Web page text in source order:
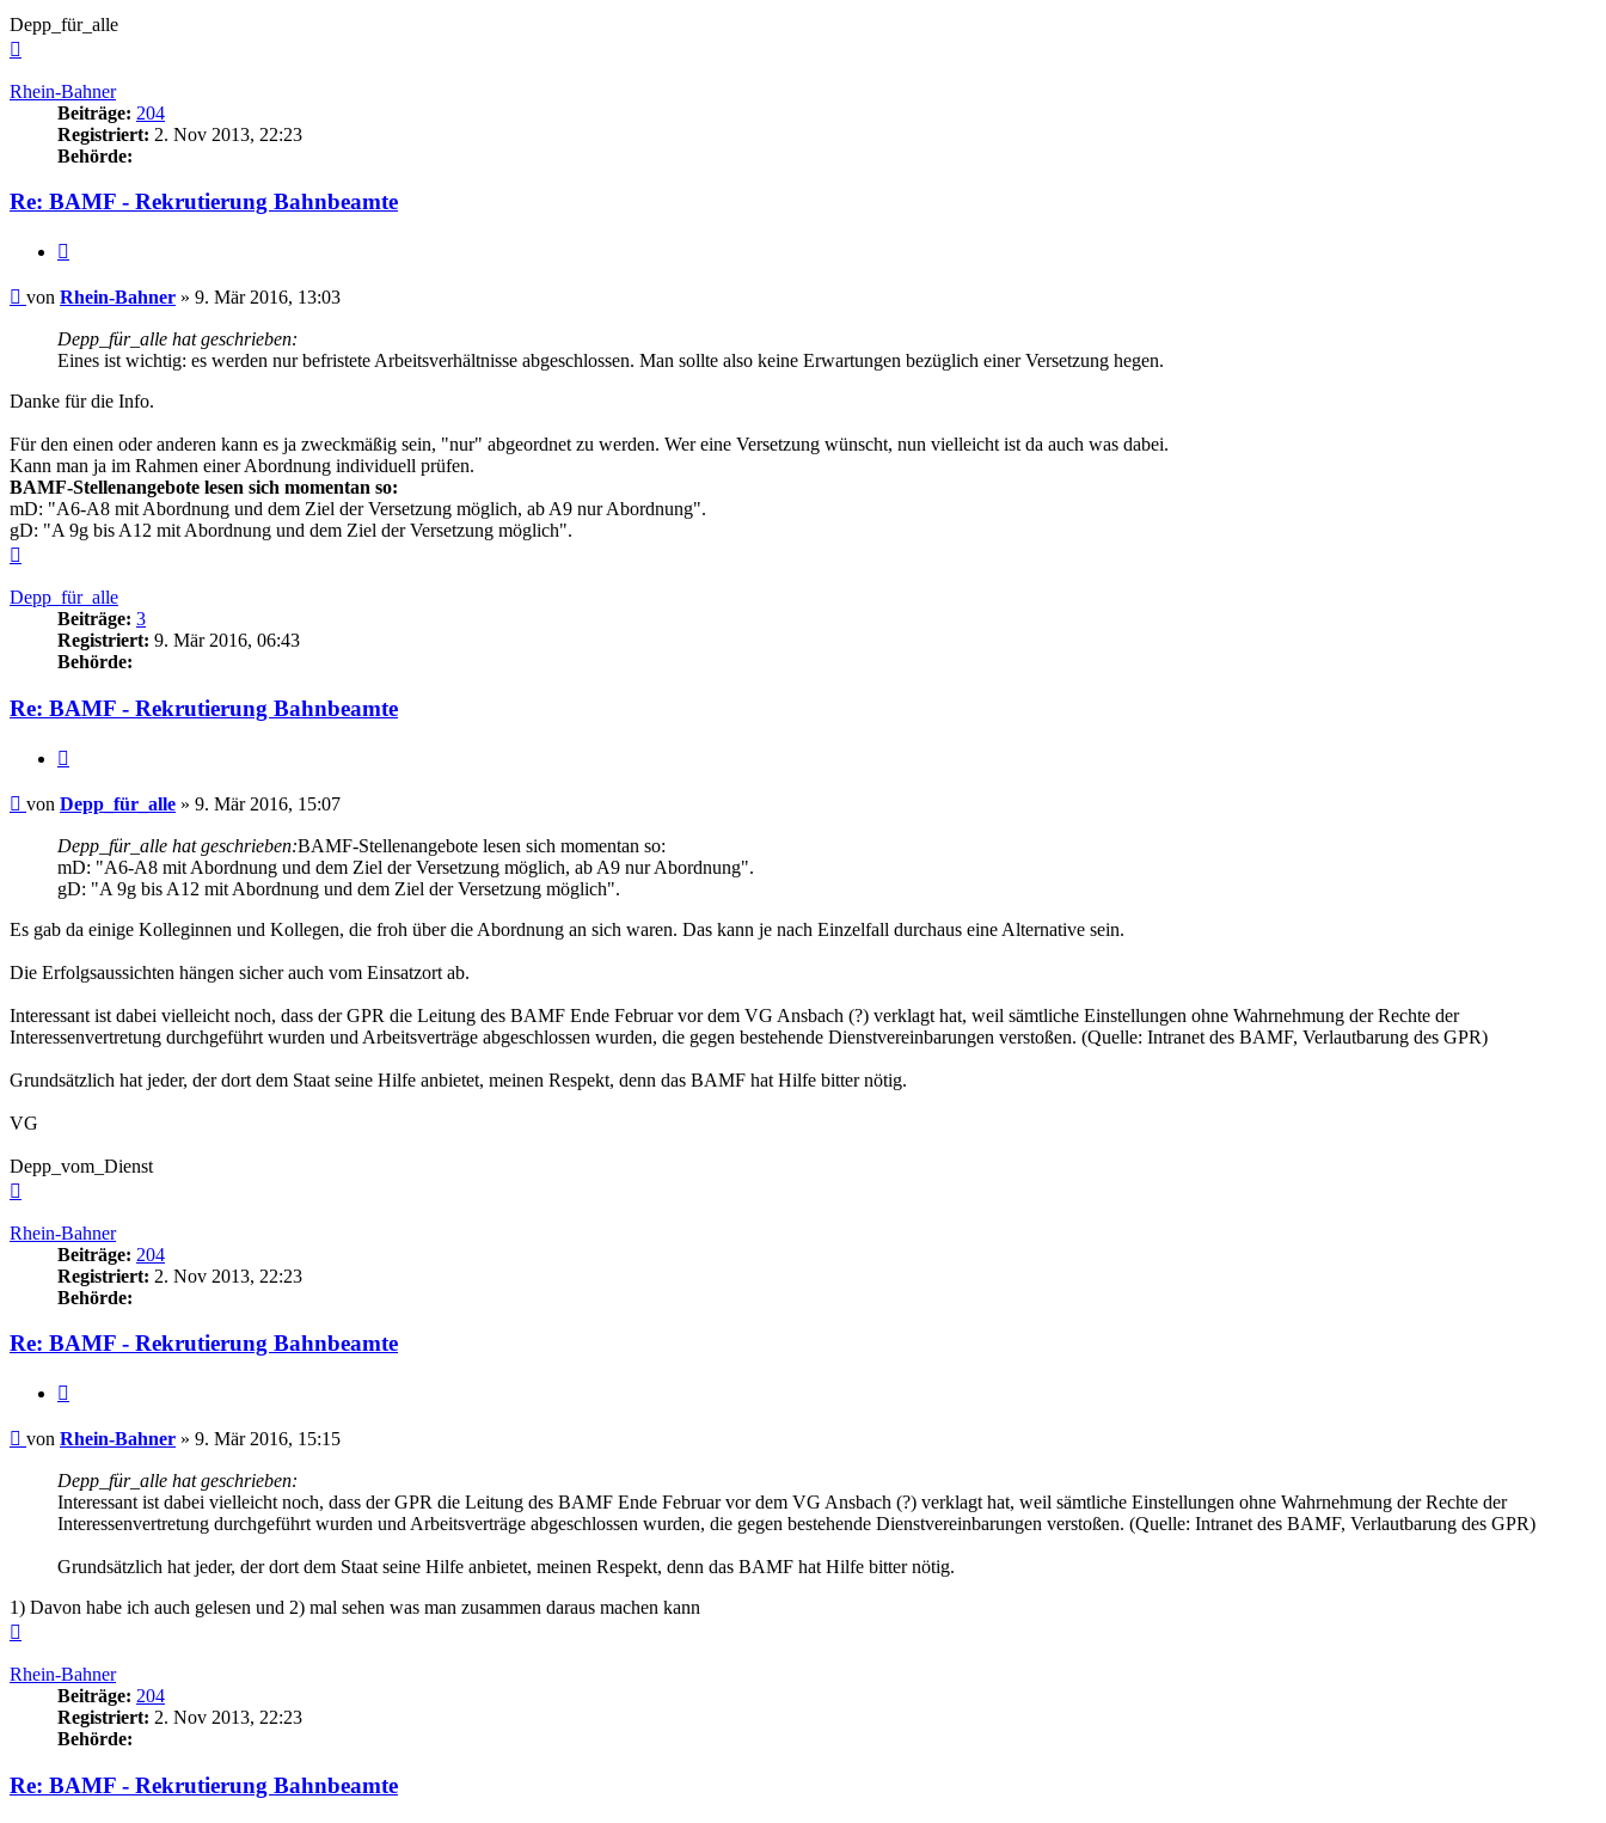
Depp_für_alle
Rhein-Bahner
Beiträge: 204
Registriert: 2. Nov 2013, 22:23
Behörde:
Re: BAMF - Rekrutierung Bahnbeamte
Beitrag
von Rhein-Bahner » 9. Mär 2016, 13:03
Depp_für_alle hat geschrieben:
Eines ist wichtig: es werden nur befristete Arbeitsverhältnisse abgeschlossen. Man sollte also keine Erwartungen bezüglich einer Versetzung hegen.
Danke für die Info.
Für den einen oder anderen kann es ja zweckmäßig sein, "nur" abgeordnet zu werden. Wer eine Versetzung wünscht, nun vielleicht ist da auch was dabei.
Kann man ja im Rahmen einer Abordnung individuell prüfen.
BAMF-Stellenangebote lesen sich momentan so:
mD: "A6-A8 mit Abordnung und dem Ziel der Versetzung möglich, ab A9 nur Abordnung".
gD: "A 9g bis A12 mit Abordnung und dem Ziel der Versetzung möglich".
Depp_für_alle
Beiträge: 3
Registriert: 9. Mär 2016, 06:43
Behörde:
Re: BAMF - Rekrutierung Bahnbeamte
Beitrag
von Depp_für_alle » 9. Mär 2016, 15:07
Depp_für_alle hat geschrieben:BAMF-Stellenangebote lesen sich momentan so:
mD: "A6-A8 mit Abordnung und dem Ziel der Versetzung möglich, ab A9 nur Abordnung".
gD: "A 9g bis A12 mit Abordnung und dem Ziel der Versetzung möglich".
Es gab da einige Kolleginnen und Kollegen, die froh über die Abordnung an sich waren. Das kann je nach Einzelfall durchaus eine Alternative sein.
Die Erfolgsaussichten hängen sicher auch vom Einsatzort ab.
Interessant ist dabei vielleicht noch, dass der GPR die Leitung des BAMF Ende Februar vor dem VG Ansbach (?) verklagt hat, weil sämtliche Einstellungen ohne Wahrnehmung der Rechte der
Interessenvertretung durchgeführt wurden und Arbeitsverträge abgeschlossen wurden, die gegen bestehende Dienstvereinbarungen verstoßen. (Quelle: Intranet des BAMF, Verlautbarung des GPR)
Grundsätzlich hat jeder, der dort dem Staat seine Hilfe anbietet, meinen Respekt, denn das BAMF hat Hilfe bitter nötig.
VG
Depp_vom_Dienst
Rhein-Bahner
Beiträge: 204
Registriert: 2. Nov 2013, 22:23
Behörde:
Re: BAMF - Rekrutierung Bahnbeamte
Beitrag
von Rhein-Bahner » 9. Mär 2016, 15:15
Depp_für_alle hat geschrieben:
Interessant ist dabei vielleicht noch, dass der GPR die Leitung des BAMF Ende Februar vor dem VG Ansbach (?) verklagt hat, weil sämtliche Einstellungen ohne Wahrnehmung der Rechte der
Interessenvertretung durchgeführt wurden und Arbeitsverträge abgeschlossen wurden, die gegen bestehende Dienstvereinbarungen verstoßen. (Quelle: Intranet des BAMF, Verlautbarung des GPR)
Grundsätzlich hat jeder, der dort dem Staat seine Hilfe anbietet, meinen Respekt, denn das BAMF hat Hilfe bitter nötig.
1) Davon habe ich auch gelesen und 2) mal sehen was man zusammen daraus machen kann
Rhein-Bahner
Beiträge: 204
Registriert: 2. Nov 2013, 22:23
Behörde:
Re: BAMF - Rekrutierung Bahnbeamte